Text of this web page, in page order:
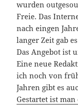
wurden
Freie. Das
nach eingen
langer Zeit gab
Das Angebot ist
Eine neue
ich noch von
Jahren gibt es
Gestartet ist